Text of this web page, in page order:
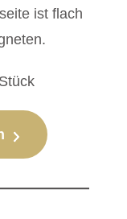
ist flach